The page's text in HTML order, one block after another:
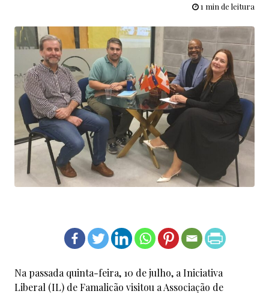
1 min de leitura
Na passada quinta-feira, 10 de julho, a Iniciativa
Liberal (IL) de Famalicão visitou a Associação de